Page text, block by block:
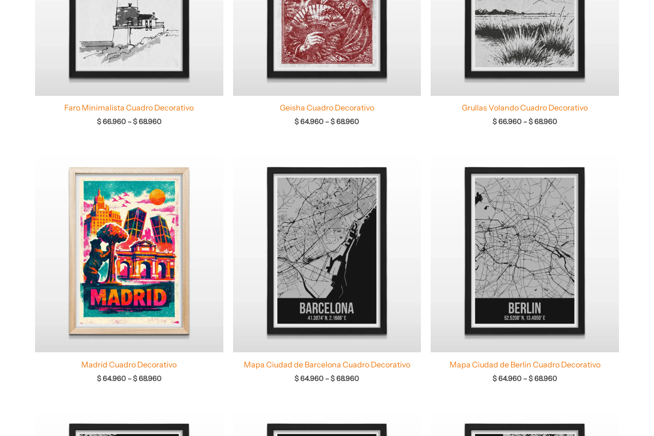
Faro Minimalista Cuadro Decorativo
$66.960 –$68.960
Geisha Cuadro Decorativo
$64.960 –$68.960
Grullas Volando Cuadro Decorativo
$66.960 –$68.960
Madrid Cuadro Decorativo
$64.960 –$68.960
precios:
desde
$ 64.960
hasta
$ 68.960
Mapa Ciudad de Barcelona Cuadro Decorativo
$64.960 –$68.960
desde
$ 64.960
hasta
$ 68.960
Mapa Ciudad de Berlin Cuadro Decorativo
$64.960 –$68.960
desde
$ 64.960
hasta
$ 68.960